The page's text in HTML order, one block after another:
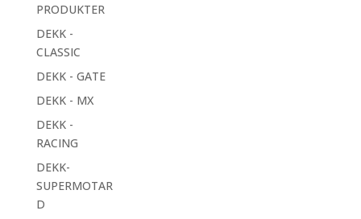
PRODUKTER
DEKK -
CLASSIC
DEKK - GATE
DEKK - MX
DEKK -
RACING
DEKK-
SUPERMOTAR
D